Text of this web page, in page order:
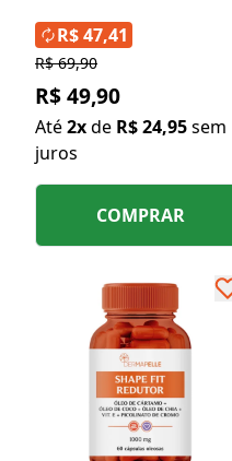
R$ 69,90
R$ 49,90
Até2xde R$ 24,95sem
juros
R$ 47,41
COMPRAR